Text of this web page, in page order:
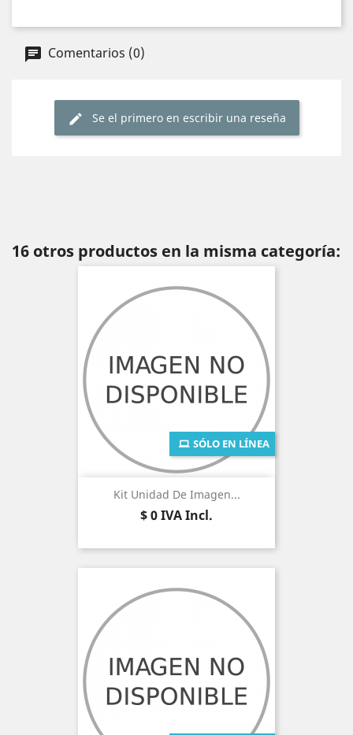
Comentarios (0)
Se el primero en escribir una reseña
16 otros productos en la misma categoría:
Kit Unidad De Imagen...
Precio
$ 0IVA Incl.
SÓLO EN LÍNEA